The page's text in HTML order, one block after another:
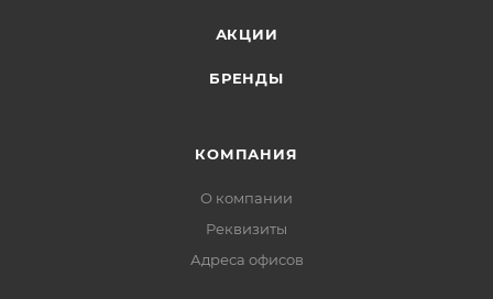
Диапазон рабочих температур °С -50 +60.
Хомут нейлоновый - 1шт.
Шнур уплотнительный - нет.
Шайба уплотнительная - 1шт.
АКЦИИ
БРЕНДЫ
КОМПАНИЯ
О компании
Реквизиты
Адреса офисов